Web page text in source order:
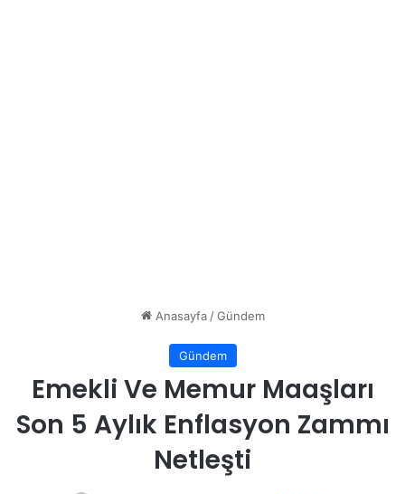
Anasayfa / Gündem
Gündem
Emekli Ve Memur Maaşları
Son 5 Aylık Enflasyon Zammı
Netleşti